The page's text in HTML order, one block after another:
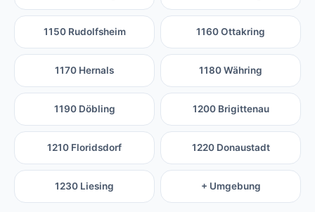
1150 Rudolfsheim 1160 Ottakring
1170 Hernals 1180 Währing
1190 Döbling 1200 Brigittenau
1210 Floridsdorf 1220 Donaustadt
1230 Liesing + Umgebung